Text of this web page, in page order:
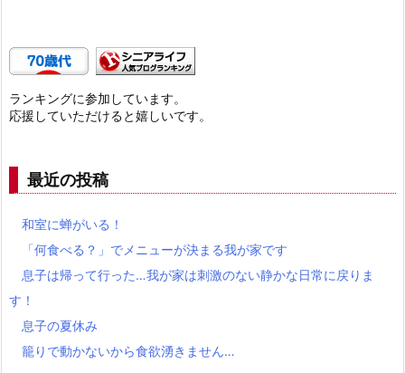
ランキングに参加しています。
応援していただけると嬉しいです。
最近の投稿
和室に蝉がいる！
「何食べる？」でメニューが決まる我が家です
息子は帰って行った…我が家は刺激のない静かな日常に戻りま
す！
息子の夏休み
籠りで動かないから食欲湧きません…